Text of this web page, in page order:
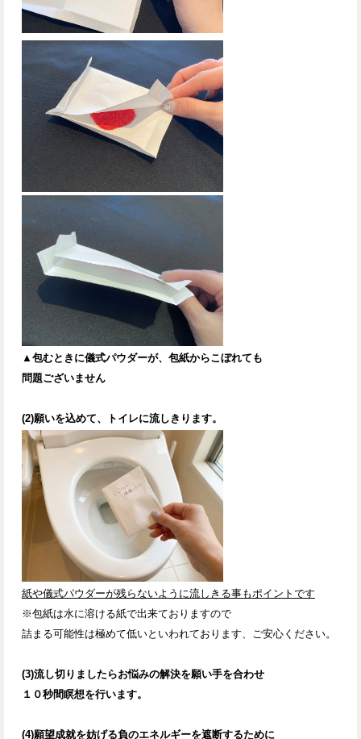
▲包むときに儀式パウダーが、包紙からこぼれても
問題ございません
(2)願いを込めて、トイレに流しきります。
紙や儀式パウダーが残らないように流しきる事もポイントです
※包紙は水に溶ける紙で出来ておりますので
詰まる可能性は極めて低いといわれております、ご安心ください。
(3)流し切りましたらお悩みの解決を願い手を合わせ
１０秒間瞑想を行います。
(4)願望成就を妨げる負のエネルギーを遮断するために